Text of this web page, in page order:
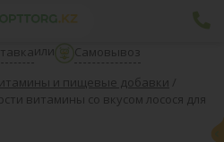
или
Самовывоз
и пищевые добавки /
витамины со вкусом лосося для